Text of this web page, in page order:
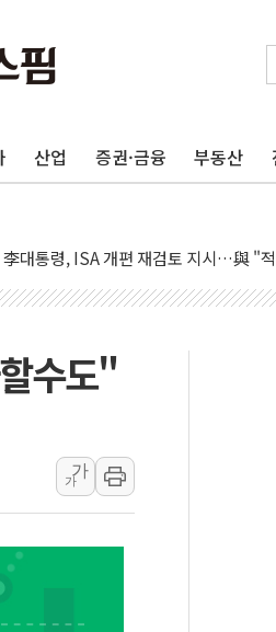
산업 증권·금융 부동산
여수 오동도 인근 해상서 모터보트 전복
추미애, '위안부' 피해자 기림의 날 참
인천서 말다툼 중 어머니 흉기 살해 10대
'화합' 꺼낸 김민석에 '뻔뻔' 받아친 정
동해중부 전 해상 풍랑주의보…10일까
연일 폭염에 온열질환 사망 23명…정부,
인제 용대리 계곡서 수위 상승으로 피서
동해시, 11~14일 '별똥별 멍' 운영…페르
청양 밭에서 일하던 90대 숨져…온열질
폭염에 車 운전면허 기능시험 오전 집
李대통령, 'ISA·주가누르기 방지법' 전면
'호우 특보' 경북 울진 시간당 20~30mm
주말 무더위·열대야 지속…내륙 곳곳 소
오세훈 "용산공원 주택 검토, 민주당 스스
수도"
가
가